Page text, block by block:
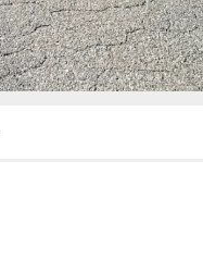
ス
スタッフ紹介